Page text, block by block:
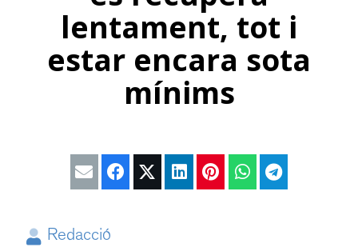
lentament, tot i
estar encara sota
mínims
Redacció